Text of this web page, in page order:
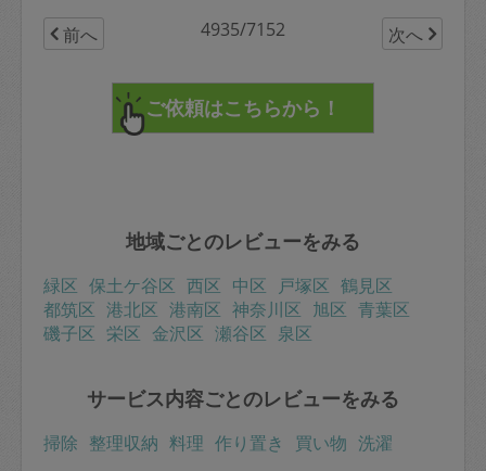
前へ 4935/7152 次へ
地域ごとのレビューをみる
緑区 保土ケ谷区 西区 中区 戸塚区 鶴見区
都筑区 港北区 港南区 神奈川区 旭区 青葉区
磯子区 栄区 金沢区 瀬谷区 泉区
サービス内容ごとのレビューをみる
掃除 整理収納 料理 作り置き 買い物 洗濯